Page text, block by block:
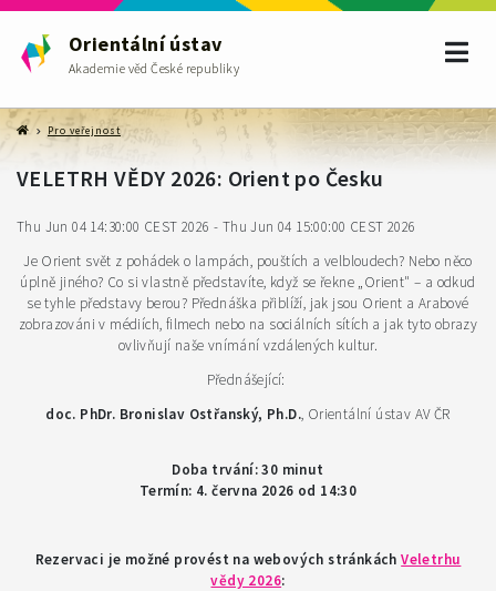
Orientální ústav
Akademie věd České republiky
Pro veřejnost
VELETRH VĚDY 2026: Orient po Česku
Thu Jun 04 14:30:00 CEST 2026 - Thu Jun 04 15:00:00 CEST 2026
Je Orient svět z pohádek o lampách, pouštích a velbloudech? Nebo něco
úplně jiného? Co si vlastně představíte, když se řekne „Orient" – a odkud
se tyhle představy berou? Přednáška přiblíží, jak jsou Orient a Arabové
zobrazováni v médiích, filmech nebo na sociálních sítích a jak tyto obrazy
ovlivňují naše vnímání vzdálených kultur.
Přednášející:
doc. PhDr. Bronislav Ostřanský, Ph.D., Orientální ústav AV ČR
Doba trvání: 30 minut
Termín: 4. června 2026 od 14:30
Rezervaci je možné provést na webových stránkáchVeletrhu
vědy 2026: